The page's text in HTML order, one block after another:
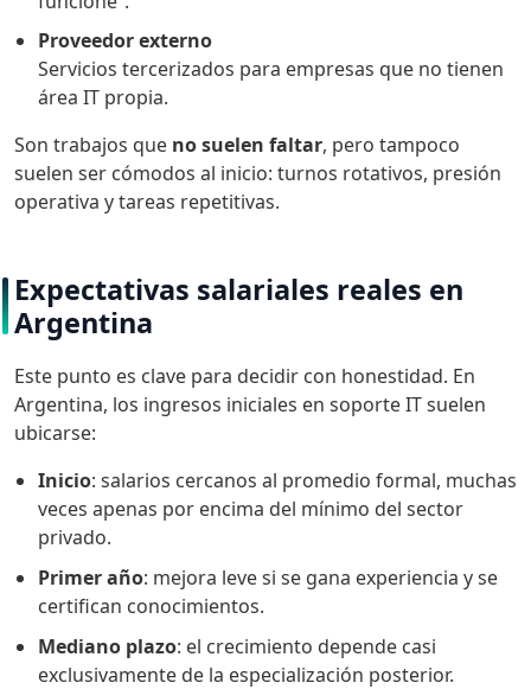
Proveedor externo
Servicios tercerizados para empresas que no tienen
área IT propia.
Son trabajos que no suelen faltar, pero tampoco
suelen ser cómodos al inicio: turnos rotativos, presión
operativa y tareas repetitivas.
Expectativas salariales reales en
Argentina
Este punto es clave para decidir con honestidad. En
Argentina, los ingresos iniciales en soporte IT suelen
ubicarse:
Inicio: salarios cercanos al promedio formal, muchas
veces apenas por encima del mínimo del sector
privado.
Primer año: mejora leve si se gana experiencia y se
certifican conocimientos.
Mediano plazo: el crecimiento depende casi
exclusivamente de la especialización posterior.